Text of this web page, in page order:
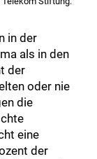
in der
als in den
der
oder nie
die
eine
der